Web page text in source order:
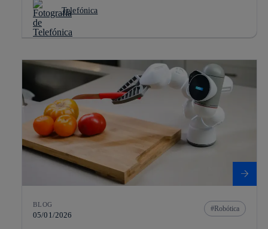
Telefónica
BLOG
05/01/2026
Robótica